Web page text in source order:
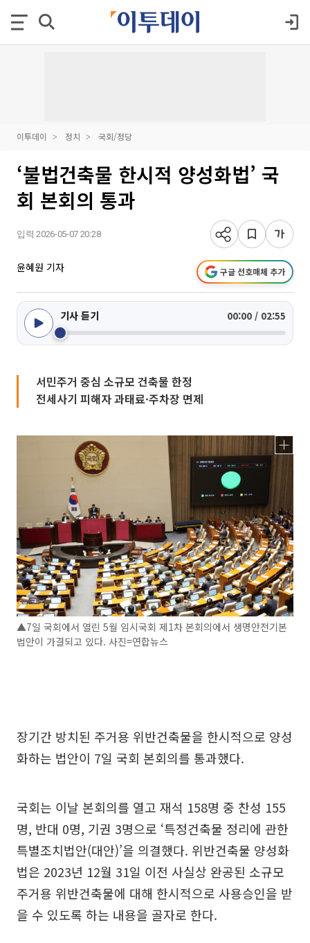
이투데이 정치 국회/정당
‘불법건축물 한시적 양성화법’ 국
회 본회의 통과
입력 2026-05-07 20:28
윤혜원 기자 구글 선호매체 추가
기사 듣기 00:00 / 02:55
서민주거 중심 소규모 건축물 한정
전세사기 피해자 과태료·주차장 면제
▲7일 국회에서 열린 5월 임시국회 제1차 본회의에서 생명안전기본
법안이 가결되고 있다. 사진=연합뉴스
장기간 방치된 주거용 위반건축물을 한시적으로 양성
화하는 법안이 7일 국회 본회의를 통과했다.
국회는 이날 본회의를 열고 재석 158명 중 찬성 155
명, 반대 0명, 기권 3명으로 ‘특정건축물 정리에 관한
특별조치법안(대안)’을 의결했다. 위반건축물 양성화
법은 2023년 12월 31일 이전 사실상 완공된 소규모
주거용 위반건축물에 대해 한시적으로 사용승인을 받
을 수 있도록 하는 내용을 골자로 한다.